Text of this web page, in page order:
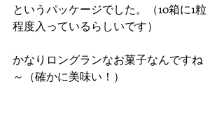
というパッケージでした。（10箱に1粒
程度入っているらしいです）
かなりロングランなお菓子なんですね
～（確かに美味い！）